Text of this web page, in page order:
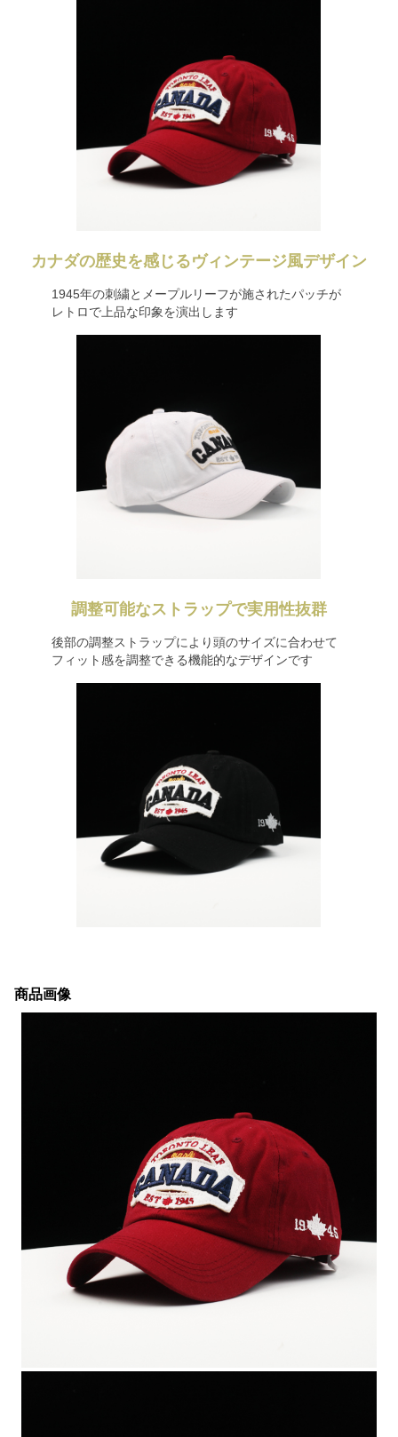
カナダの歴史を感じるヴィンテージ風デザイン
1945年の刺繍とメープルリーフが施されたパッチが
レトロで上品な印象を演出します
調整可能なストラップで実用性抜群
後部の調整ストラップにより頭のサイズに合わせて
フィット感を調整できる機能的なデザインです
商品画像